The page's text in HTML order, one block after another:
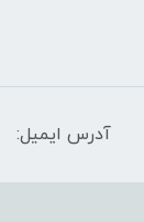
آدرس ایمیل: